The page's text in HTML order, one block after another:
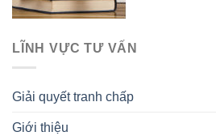
LĨNH VỰC TƯ VẤN
Giải quyết tranh chấp
Giới thiệu